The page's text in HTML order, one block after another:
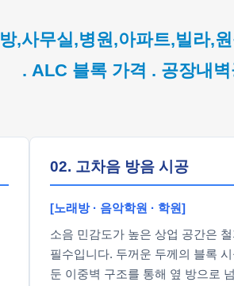
,사무실,병원,아파트,빌라,
. ALC 블록 가격 . 공장내
02. 고차음 방음 시공
[노래방 · 음악학원 · 학원]
소음 민감도가 높은 상업 공간은
필수입니다. 두꺼운 두께의 블록
둔 이중벽 구조를 통해 옆 방으로